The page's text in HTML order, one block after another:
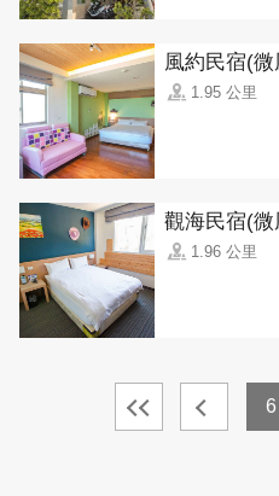
風約民宿(
1.95 公里
觀海民宿(微
1.96 公里
6